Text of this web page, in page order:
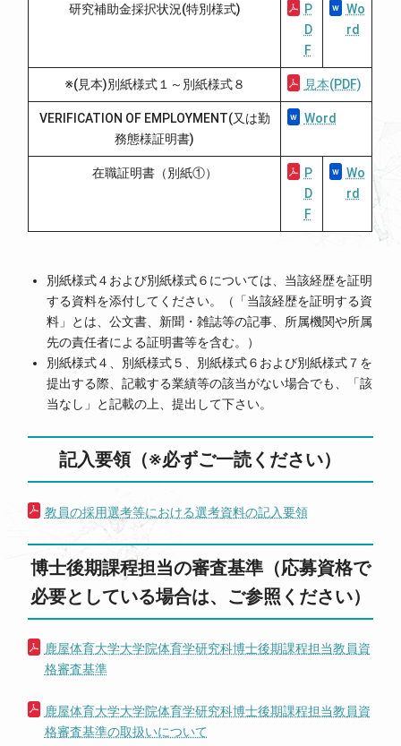
研究補助金採択状況(特別様式)
P
D
F
Wo
rd
※(見本)別紙様式１～別紙様式８ 見本(PDF)
VERIFICATION OF EMPLOYMENT(又は勤
務態様証明書)
Word
在職証明書（別紙①）
P
D
F
Wo
rd
別紙様式４および別紙様式６については、当該経歴を証明
する資料を添付してください。（「当該経歴を証明する資
料」とは、公文書、新聞・雑誌等の記事、所属機関や所属
先の責任者による証明書等を含む。）
別紙様式４、別紙様式５、別紙様式６および別紙様式７を
提出する際、記載する業績等の該当がない場合でも、「該
当なし」と記載の上、提出して下さい。
記入要領（※必ずご一読ください）
教員の採用選考等における選考資料の記入要領
博士後期課程担当の審査基準（応募資格で
必要としている場合は、ご参照ください）
鹿屋体育大学大学院体育学研究科博士後期課程担当教員資
格審査基準
鹿屋体育大学大学院体育学研究科博士後期課程担当教員資
格審査基準の取扱いについて